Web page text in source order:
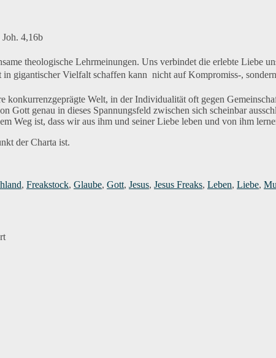
Joh. 4,16b
theologische Lehrmeinungen. Uns verbindet die erlebte Liebe
gigantischer Vielfalt schaffen kann  nicht auf Kompromiss-,
konkurrenzgeprägte Welt, in der Individualität oft gegen
genau in dieses Spannungsfeld zwischen sich scheinbar
Weg ist, dass wir aus ihm und seiner Liebe leben und von ihm
der Charta ist.
, Freakstock, Glaube, Gott, Jesus, Jesus Freaks, Leben, Liebe,